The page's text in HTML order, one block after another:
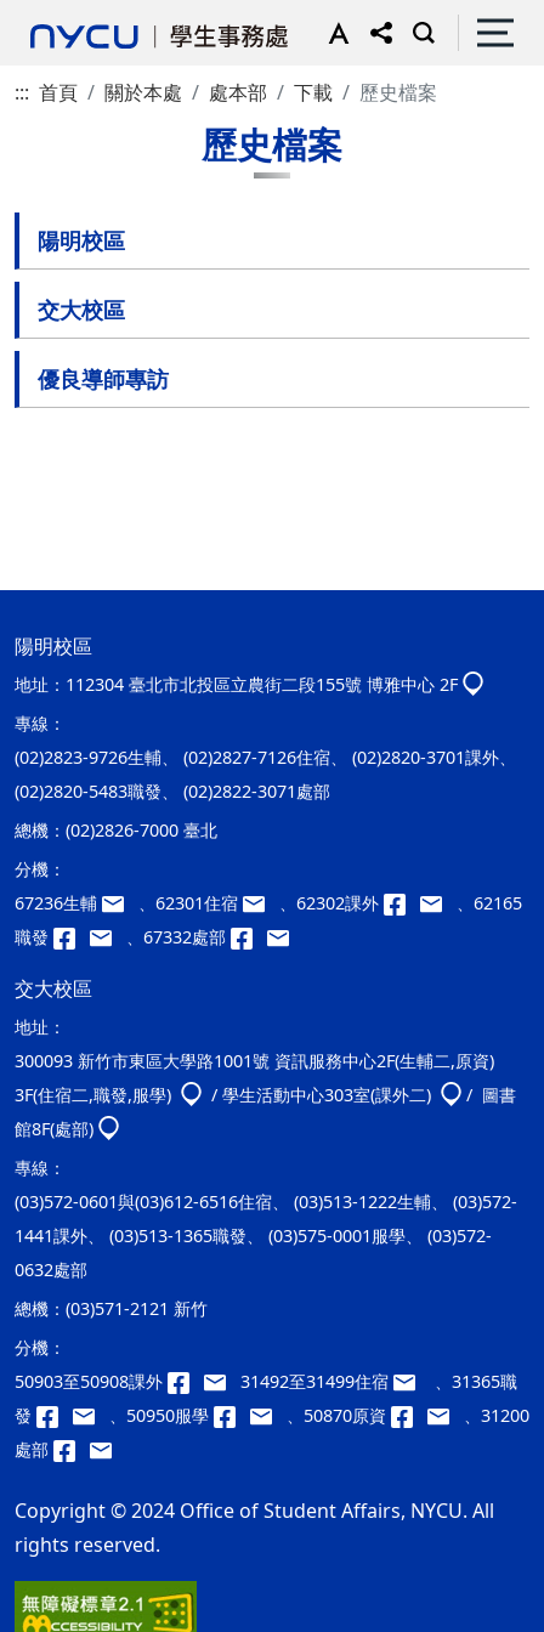
::: 首頁 關於本處 處本部 下載 歷史檔案
歷史檔案
陽明校區
交大校區
優良導師專訪
陽明校區
地址： 112304 臺北市北投區立農街二段155號 博雅中心 2F
專線：
(02)2823-9726生輔、 (02)2827-7126住宿、 (02)2820-3701課外、
(02)2820-5483職發、 (02)2822-3071處部
總機： (02)2826-7000 臺北
分機：
67236生輔
、62301住宿 、62302課外
、62165
職發
、67332處部
交大校區
地址：
300093 新竹市東區大學路1001號 資訊服務中心2F(生輔二,原資)
3F(住宿二,職發,服學)
/ 學生活動中心303室(課外二)
/ 圖書
館8F(處部)
專線：
(03)572-0601與(03)612-6516住宿、 (03)513-1222生輔、 (03)572-
1441課外、 (03)513-1365職發、 (03)575-0001服學、 (03)572-
0632處部
總機： (03)571-2121 新竹
分機：
50903至50908課外
31492至31499住宿
、31365職
發
、50950服學 、50870原資
、31200
處部
Copyright © 2024 Office of Student Affairs, NYCU. All
rights reserved.